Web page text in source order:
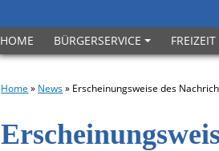
HOME BÜRGERSERVICE FREIZEIT
Home » News» Erscheinungsweise des